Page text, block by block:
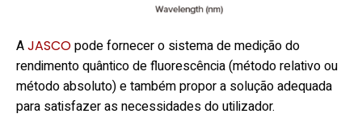
AJASCOpode fornecer o sistema de medição do
rendimento quântico de fluorescência (método relativo ou
método absoluto) e também propor a solução adequada
para satisfazer as necessidades do utilizador.